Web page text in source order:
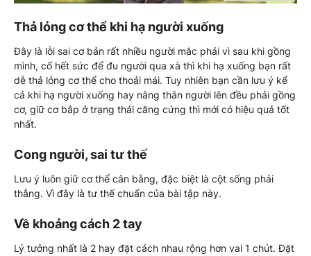
Thả lỏng cơ thể khi hạ người xuống
Đây là lỗi sai cơ bản rất nhiều người mắc phải vì sau khi gồng
mình, cố hết sức để đu người qua xà thì khi hạ xuống bạn rất
dễ thả lỏng cơ thể cho thoải mái. Tuy nhiên bạn cần lưu ý kể
cả khi hạ người xuống hay nâng thân người lên đều phải gồng
cơ, giữ cơ bắp ở trạng thái căng cứng thì mới có hiệu quả tốt
nhất.
Cong người, sai tư thế
Lưu ý luôn giữ cơ thể cân bằng, đặc biệt là cột sống phải
thẳng. Vì đây là tư thế chuẩn của bài tập này.
Về khoảng cách 2 tay
Lý tưởng nhất là 2 hay đặt cách nhau rộng hơn vai 1 chút. Đặt